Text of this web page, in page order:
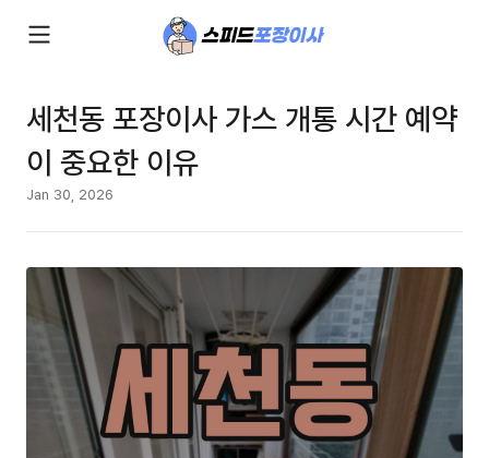
세천동 포장이사 가스 개통 시간 예약
이 중요한 이유
Jan 30, 2026